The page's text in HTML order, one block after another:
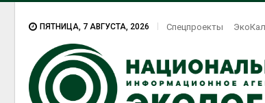
ПЯТНИЦА, 7 АВГУСТА, 2026 Спецпроекты